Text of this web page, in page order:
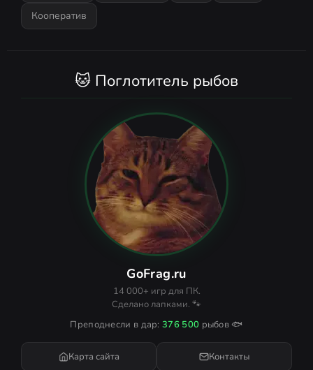
Кооператив
🐱 Поглотитель рыбов
GoFrag.ru
14 000+ игр для ПК.
Сделано лапками. 🐾
Преподнесли в дар:376 500 рыбов 🐟
Карта сайта Контакты